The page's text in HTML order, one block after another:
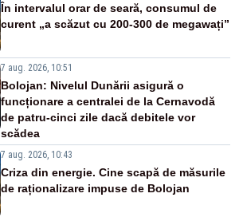
În intervalul orar de seară, consumul de
curent „a scăzut cu 200-300 de megawați”
7 aug. 2026, 10:51
Bolojan: Nivelul Dunării asigură o
funcționare a centralei de la Cernavodă
de patru-cinci zile dacă debitele vor
scădea
7 aug. 2026, 10:43
Criza din energie. Cine scapă de măsurile
de raționalizare impuse de Bolojan